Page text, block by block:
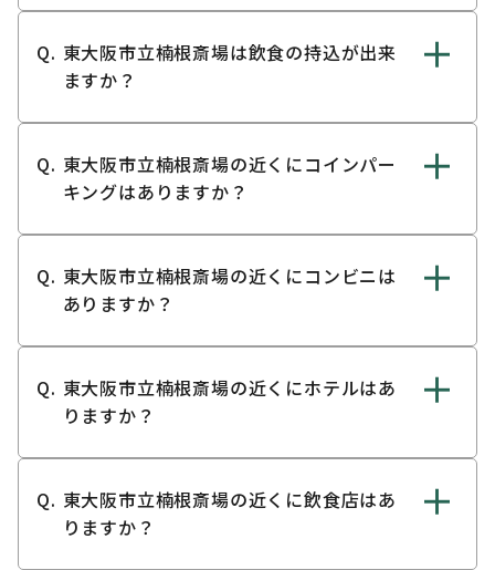
東大阪市立楠根斎場は飲食の持込が出来
ますか？
東大阪市立楠根斎場の近くにコインパー
キングはありますか？
東大阪市立楠根斎場の近くにコンビニは
ありますか？
東大阪市立楠根斎場の近くにホテルはあ
りますか？
東大阪市立楠根斎場の近くに飲食店はあ
りますか？